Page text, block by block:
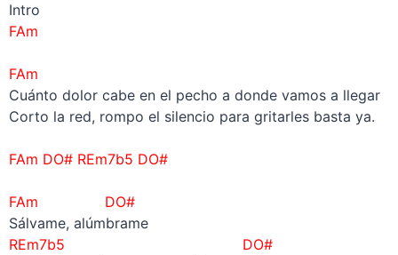
Intro
FAm
FAm
Cuánto dolor cabe en el pecho a donde vamos a llegar
Corto la red, rompo el silencio para gritarles basta ya.
FAm DO# REm7b5 DO#
FAm DO#
Sálvame, alúmbrame
REm7b5 DO#